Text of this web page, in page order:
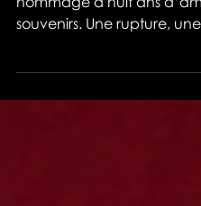
"Ravive" de AVIF, une
hommage à huit ans
mélodie qui ravive le